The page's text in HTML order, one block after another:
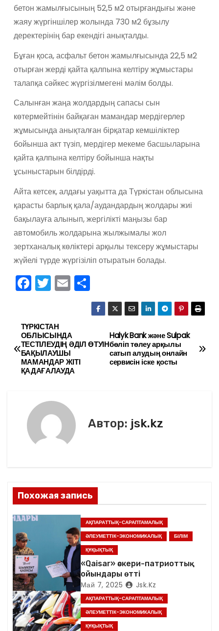
бетон жамылғысының 52,5 м2 отырғандығы және
жаяу жүргіншілер жолында 730 м2 бұзылу
деректерінің бар екендігі анықталды.
Бұған қоса, асфальт бетон жамылғысында 22,5 м2
отырған жерді қайта қалпына келтіру жұмыстары
талапқа сәйкес жүргізілмегені мәлім болды.
Салынған жаңа жолдардың сапасы сын
көтермейтінін байқаған мамандар мердігерлер
жұмысында анықталған бірқатар кемшіліктер
бойынша акт түзіп, мердігер мекеме басшыларына
қайта қалпына келтіру бойынша нақты
ұсыныстарын білдірді.
Айта кетсек, алдағы уақытта да Түркістан облысына
қарасты барлық қала/аудандардың жолдары жиі
бақылауға алынып, жергілікті маңызы бар
автомобиль жолдарына жылжымалы жол
зертханалық көліктері арқылы тексеру жұмыстары
жүйелі түрде жүргізіліп отыратын болады.
F
e
b
o
o
T
er
E
l
О
тп
р
в
Н
а
в
я
п
о
з
а
п
и
Halyk Bank және Sulpak
бөліп төлеу арқылы
сатып алудың онлайн
сервисін іске қосты
ТҮРКІСТАН
ОБЛЫСЫНДА
ТЕСТІЛЕУДІҢ ӘДІЛ ӨТУІН
БАҚЫЛАУШЫ
МАМАНДАР ЖІТІ
ҚАДАҒАЛАУДА
Автор: jsk.kz
Похожая запись
АҚПАРАТТЫҚ-САРАПТАМАЛЫҚ
ӘЛЕУМЕТТІК-ЭКОНОМИКАЛЫҚ
БІЛІМ
ҚҰҚЫҚТЫҚ
«Qaisar» әскери-патриоттық
ойындары өтті
Май 7, 2025 Jsk.kz
АҚПАРАТТЫҚ-САРАПТАМАЛЫҚ
ӘЛЕУМЕТТІК-ЭКОНОМИКАЛЫҚ
ҚҰҚЫҚТЫҚ